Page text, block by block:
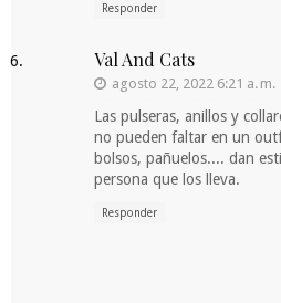
Responder
Val And Cats
agosto 22, 2022 6:21 a. m.
Las pulseras, anillos y
no pueden faltar en un
bolsos, pañuelos.... dan
persona que los lleva.
Responder